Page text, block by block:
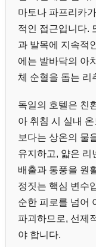
마토나 파프리카
적인 접근입니다.
과 발목에 지속적
에는 발바닥의 아
체 순혈을 돕는 리
독일의 호텔은 친
아 취침 시 실내
보다는 상온의 물
유지하고, 얇은 리
배출과 통풍을 원
정짓는 핵심 변수
순한 피로를 넘어
파괴하므로, 선제
야 합니다.